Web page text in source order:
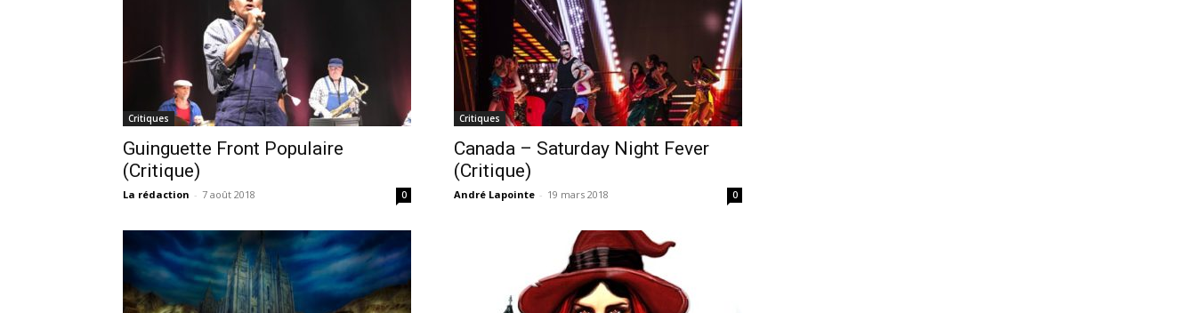
Critiques
Guinguette Front Populaire
(Critique)
La rédaction - 7 août 2018 0
Critiques
Canada – Saturday Night Fever
(Critique)
André Lapointe - 19 mars 2018 0